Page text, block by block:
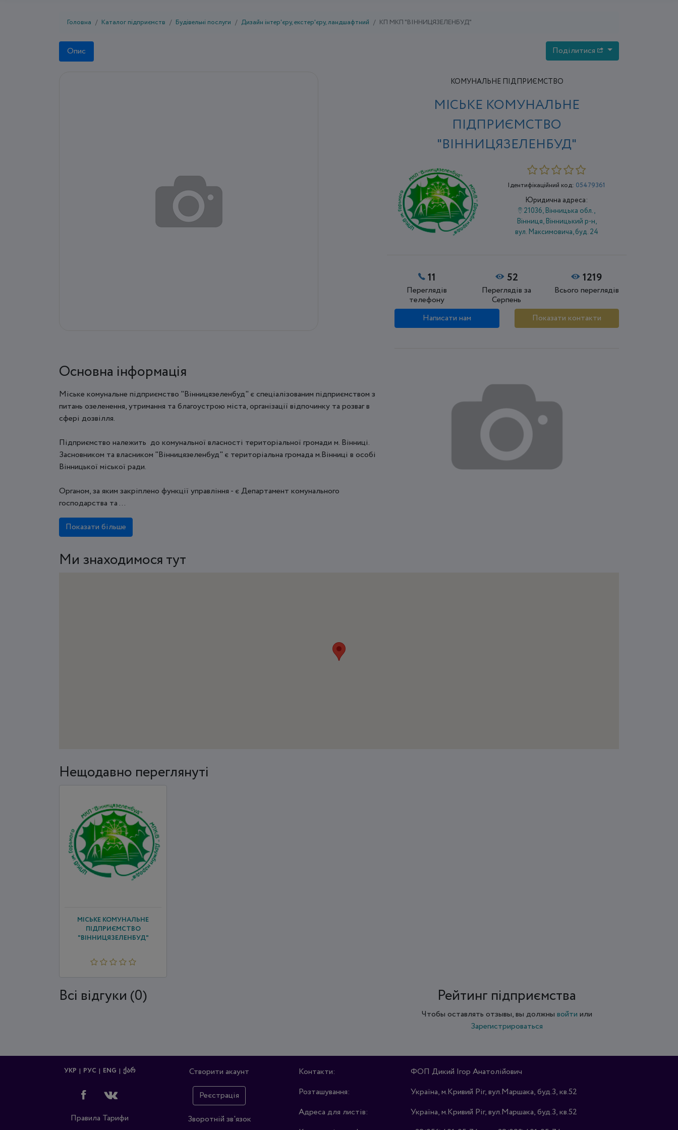
Головна Каталог підприємств Будівельні послуги Дизайн інтер'єру, екстер'єру, ландшафтний КП МКП "ВІННИЦЯЗЕЛЕНБУД"
Опис Поділитися
КОМУНАЛЬНЕ ПІДПРИЄМСТВО
МІСЬКЕ КОМУНАЛЬНЕ
ПІДПРИЄМСТВО
"ВІННИЦЯЗЕЛЕНБУД"
Ідентифікаційний код: 05479361
Юридична адреса:
21036, Вінницька обл.,
Вінниця, Вінницький р-н,
вул. Максимовича, буд. 24
11
Переглядів
телефону
52
Переглядів за
Серпень
1219
Всього переглядів
Написати нам Показати контакти
Основна інформація
Міське​​ комунальне ​підприємство "Вінницязеленбуд" є спеціалізованим підприємством з
питань озеленення, утримання та благоустрою міста, організації відпочинку та розваг в
сфері дозвілля.
Підприємство належить до комунальної власності територіальної громади м. Вінниці.
Засновником та власником "Вінницязеленбуд" є територіальна громада м.Вінниці в особі
Вінницької міської ради.
Органом, за яким закріплено функції управління - є Департамент комунального
господарства та ...
Показати більше
Ми знаходимося тут
Нещодавно переглянуті
МІСЬКЕ КОМУНАЛЬНЕ
ПІДПРИЄМСТВО
"ВІННИЦЯЗЕЛЕНБУД"
Всi відгуки (0) Рейтинг підприємства
Чтобы оставлять отзывы, вы должны войти или
Зарегистрироваться
УКР РУС ENG ᲥᲐᲠ
Правила Тарифи
Створити акаунт
Реєстрація
Зворотній зв'язок
Контакти:
ФОП Дикий Ігор Анатолійович
Розташування:
Україна, м.Кривий Ріг, вул.Маршака, буд.3, кв.52
Адреса для листів:
Україна, м.Кривий Ріг, вул.Маршака, буд.3, кв.52